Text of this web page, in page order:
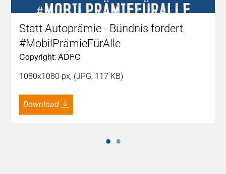
Statt Autoprämie - Bündnis fordert
#MobilPrämieFürAlle
Copyright: ADFC
1080x1080 px, (JPG, 117 KB)
Download